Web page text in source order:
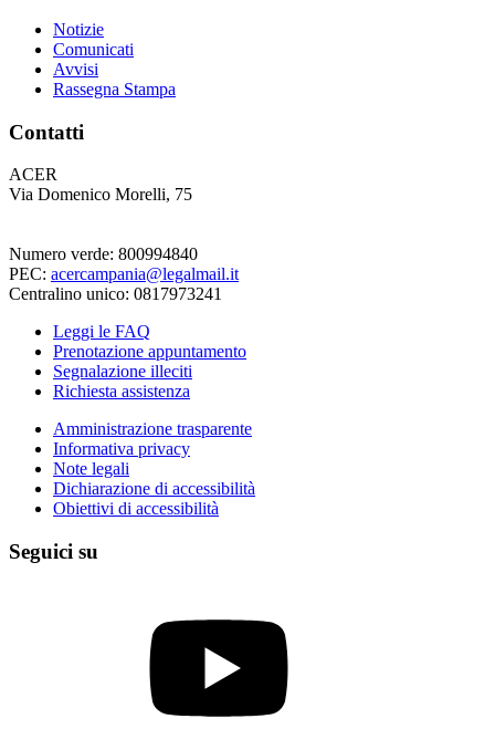
Notizie
Comunicati
Avvisi
Rassegna Stampa
Contatti
ACER
Via Domenico Morelli, 75
Numero verde: 800994840
PEC: acercampania@legalmail.it
Centralino unico: 0817973241
Leggi le FAQ
Prenotazione appuntamento
Segnalazione illeciti
Richiesta assistenza
Amministrazione trasparente
Informativa privacy
Note legali
Dichiarazione di accessibilità
Obiettivi di accessibilità
Seguici su